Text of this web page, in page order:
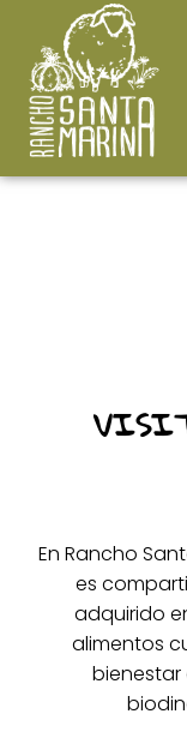
fbq('track',
'REQUIRED': array
//
based on the
En Rancho
es
adquirido
alimentos